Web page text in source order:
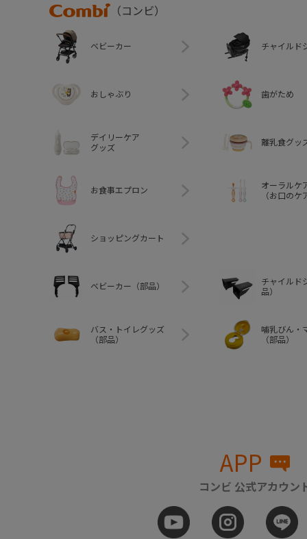
Combi
（コンビ）
ベビーカー チャイルド
おしゃぶり 歯がため
デイリーケア
グッズ
離乳食グッ
お食事エプロン
オーラルケ
（お口のケ
ショッピングカート
ベビーカー（部品）
チャイルド
品）
バス・トイレグッズ
（部品）
哺乳びん・
（部品）
APP
コンビ 公式アカウン